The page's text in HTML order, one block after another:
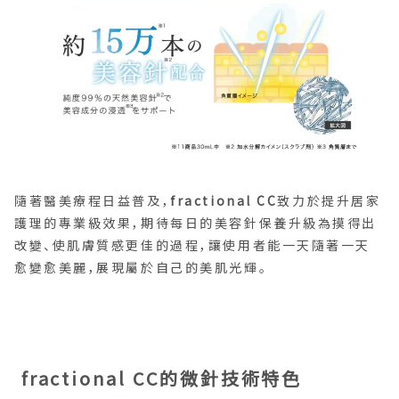
隨著醫美療程日益普及，fractional CC致力於提升居家
護理的專業級效果，期待每日的美容針保養升級為摸得出
改變、使肌膚質感更佳的過程，讓使用者能一天隨著一天
愈變愈美麗，展現屬於自己的美肌光輝。
fractional CC的微針技術特色